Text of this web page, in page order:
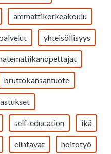
ammattikorkeakoulu
yhteisöllisyys
bruttokansantuote
self-education ikä
elintavat hoitotyö